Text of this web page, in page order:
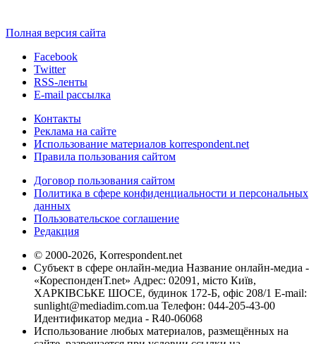
Полная версия сайта
Facebook
Twitter
RSS-ленты
E-mail рассылка
Контакты
Реклама на сайте
Использование материалов korrespondent.net
Правила пользования сайтом
Договор пользования сайтом
Политика в сфере конфиденциальности и персональных
данных
Пользовательское соглашение
Редакция
© 2000-2026, Korrespondent.net
Субъект в сфере онлайн-медиа Название онлайн-медиа -
«КореспонденТ.net» Адрес: 02091, місто Київ,
ХАРКІВСЬКЕ ШОСЕ, будинок 172-Б, офіс 208/1 E-mail:
sunlight@mediadim.com.ua Телефон: 044-205-43-00
Идентификатор медиа - R40-06068
Использование любых материалов, размещённых на